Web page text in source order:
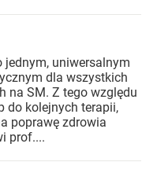
jednym, uniwersalnym
dla wszystkich
na SM. Z tego względu
do kolejnych terapii,
poprawę zdrowia
prof....